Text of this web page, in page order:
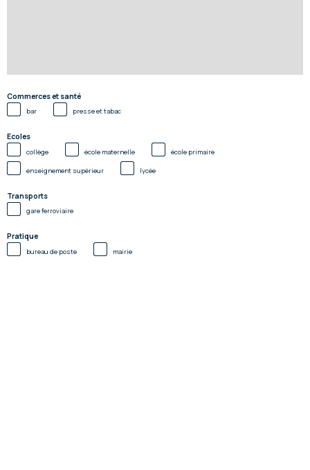
Commerces et santé
bar presse et tabac
Ecoles
collège école maternelle école primaire
enseignement supérieur lycée
Transports
gare ferroviaire
Pratique
bureau de poste mairie